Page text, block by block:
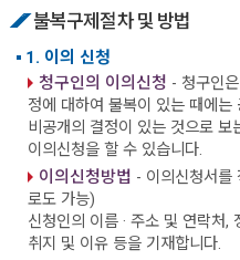
불복구제절차 및 방법
1. 이의 신청
청구인의 이의신청 - 청구인
정에 대하여 불복이 있는 때에
비공개의 결정이 있는 것으로 보
이의신청을 할 수 있습니다.
이의신청방법 - 이의신청서를
로도 가능)
신청인의 이름 · 주소 및 연락처,
취지 및 이유 등을 기재합니다.